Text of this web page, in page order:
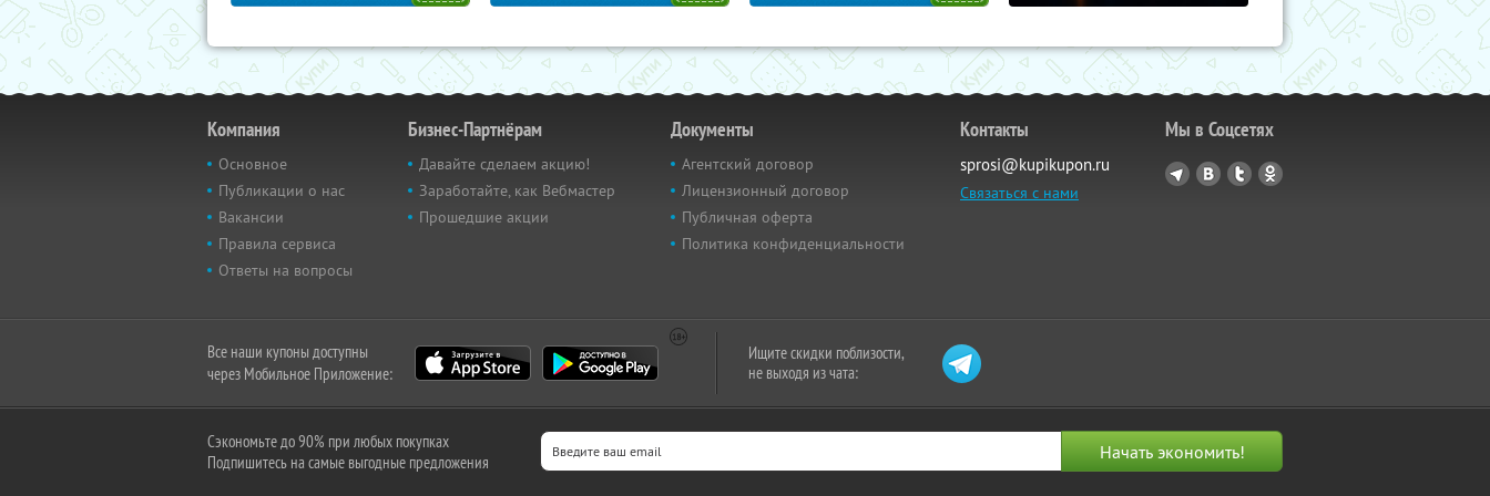
Компания
Основное
Публикации о нас
Вакансии
Правила сервиса
Ответы на вопросы
Бизнес-Партнёрам
Давайте сделаем акцию!
Заработайте, как Вебмастер
Прошедшие акции
Документы
Агентский договор
Лицензионный договор
Публичная оферта
Политика конфиденциальности
Контакты
sprosi@kupikupon.ru
Связаться с нами
Мы в Соцсетях
Все наши купоны доступны
через Мобильное Приложение:
Ищите скидки поблизости,
не выходя из чата:
Сэкономьте до 90% при любых покупках
Подпишитесь на самые выгодные предложения